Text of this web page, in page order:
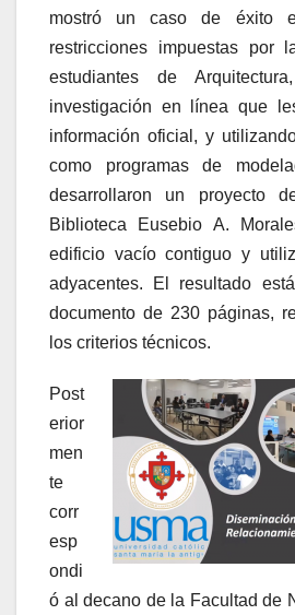
mostró un caso de éxito
restricciones impuestas por
estudiantes de
investigación en línea que
información oficial, y
como programas de
desarrollaron un proyecto
Biblioteca Eusebio A.
edificio vacío contiguo y
adyacentes. El resultado
documento de 230 páginas,
los criterios técnicos.
Post
erior
men
te
corr
esp
ondi
ó al decano de la Facultad de